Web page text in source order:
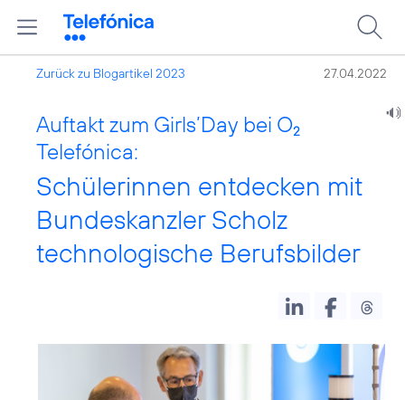
Zurück zu Blogartikel 2023 27.04.2022
Auftakt zum Girls’Day bei O2
Telefónica:
Schülerinnen entdecken mit
Bundeskanzler Scholz
technologische Berufsbilder